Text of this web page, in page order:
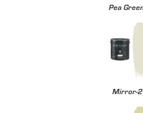
Pea
Mirror-